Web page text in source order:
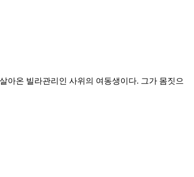
아온 빌라관리인 사위의 여동생이다. 그가 몸짓으